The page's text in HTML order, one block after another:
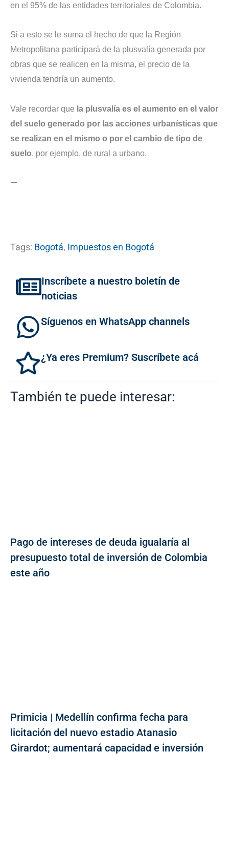
en el 95% de las entidades territoriales de Colombia.
Si a esto se le suma el hecho de que la Región
Metropolitana participará de la plusvalía generada por
obras que se realicen en la misma, el precio de la
vivienda tendría un aumento.
Vale recordar que la plusvalía es el aumento en el valor
del suelo generado por las acciones urbanísticas que
se realizan en el mismo o por el cambio de tipo de
suelo, por ejemplo, de rural a urbano.
—
Tags: Bogotá, Impuestos en Bogotá
Inscríbete a nuestro boletín de
noticias
Síguenos en WhatsApp channels
¿Ya eres Premium? Suscríbete acá
También te puede interesar:
Pago de intereses de deuda igualaría al
presupuesto total de inversión de Colombia
este año
Primicia | Medellín confirma fecha para
licitación del nuevo estadio Atanasio
Girardot; aumentará capacidad e inversión